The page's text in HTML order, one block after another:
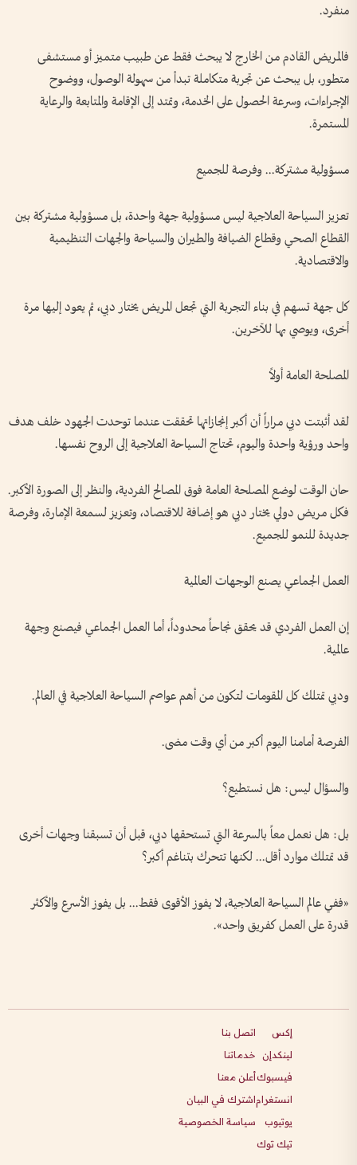
منفرد.
فالمريض القادم من الخارج لا يبحث فقط عن طبيب متميز أو مستشفى
متطور، بل يبحث عن تجربة متكاملة تبدأ من سهولة الوصول، ووضوح
الإجراءات، وسرعة الحصول على الخدمة، وتمتد إلى الإقامة والمتابعة والرعاية
المستمرة.
مسؤولية مشتركة... وفرصة للجميع
تعزيز السياحة العلاجية ليس مسؤولية جهة واحدة، بل مسؤولية مشتركة بين
القطاع الصحي وقطاع الضيافة والطيران والسياحة والجهات التنظيمية
والاقتصادية.
كل جهة تسهم في بناء التجربة التي تجعل المريض يختار دبي، ثم يعود إليها مرة
أخرى، ويوصي بها للآخرين.
المصلحة العامة أولاً
لقد أثبتت دبي مراراً أن أكبر إنجازاتها تحققت عندما توحدت الجهود خلف هدف
واحد ورؤية واحدة واليوم، تحتاج السياحة العلاجية إلى الروح نفسها.
حان الوقت لوضع المصلحة العامة فوق المصالح الفردية، والنظر إلى الصورة الأكبر.
فكل مريض دولي يختار دبي هو إضافة للاقتصاد، وتعزيز لسمعة الإمارة، وفرصة
جديدة للنمو للجميع.
العمل الجماعي يصنع الوجهات العالمية
إن العمل الفردي قد يحقق نجاحاً محدوداً، أما العمل الجماعي فيصنع وجهة
عالمية.
ودبي تمتلك كل المقومات لتكون من أهم عواصم السياحة العلاجية في العالم.
الفرصة أمامنا اليوم أكبر من أي وقت مضى.
والسؤال ليس: هل نستطيع؟
بل: هل نعمل معاً بالسرعة التي تستحقها دبي، قبل أن تسبقنا وجهات أخرى
قد تمتلك موارد أقل... لكنها تتحرك بتناغم أكبر؟
«ففي عالم السياحة العلاجية، لا يفوز الأقوى فقط... بل يفوز الأسرع والأكثر
قدرة على العمل كفريق واحد».
إكس
لينكدإن
فيسبوك
انستغرام
يوتيوب
تيك توك
اتصل بنا
خدماتنا
أعلن معنا
اشترك في البيان
سياسة الخصوصية